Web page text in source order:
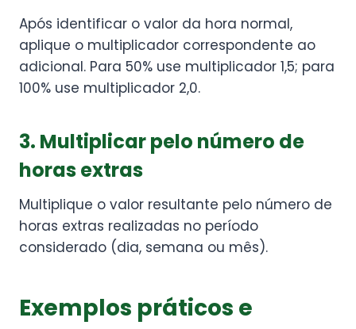
Após identificar o valor da hora normal,
aplique o multiplicador correspondente ao
adicional. Para 50% use multiplicador 1,5; para
100% use multiplicador 2,0.
3. Multiplicar pelo número de
horas extras
Multiplique o valor resultante pelo número de
horas extras realizadas no período
considerado (dia, semana ou mês).
Exemplos práticos e